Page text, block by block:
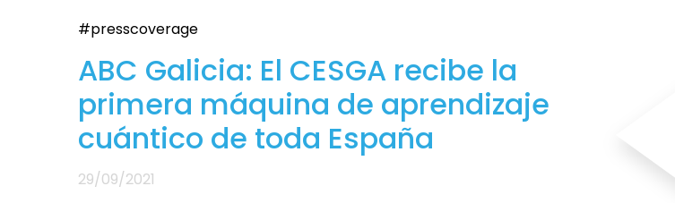
#presscoverage
ABC Galicia: El CESGA recibe la
primera máquina de aprendizaje
cuántico de toda España
29/09/2021